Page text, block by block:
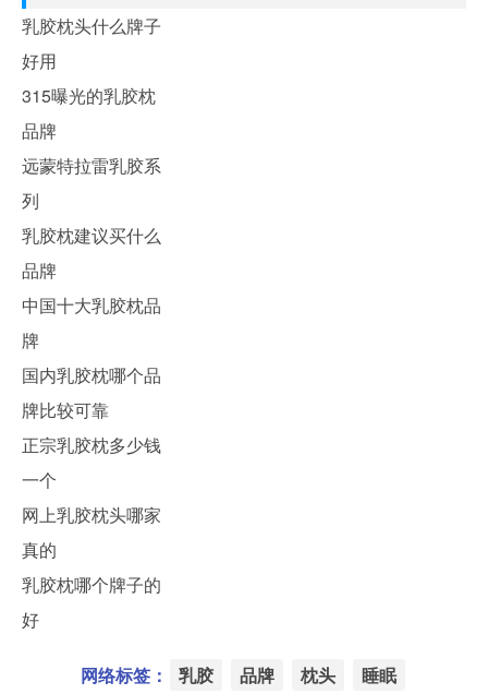
乳胶枕头什么牌子
好用
315曝光的乳胶枕
品牌
远蒙特拉雷乳胶系
列
乳胶枕建议买什么
品牌
中国十大乳胶枕品
牌
国内乳胶枕哪个品
牌比较可靠
正宗乳胶枕多少钱
一个
网上乳胶枕头哪家
真的
乳胶枕哪个牌子的
好
网络标签： 乳胶 品牌 枕头 睡眠